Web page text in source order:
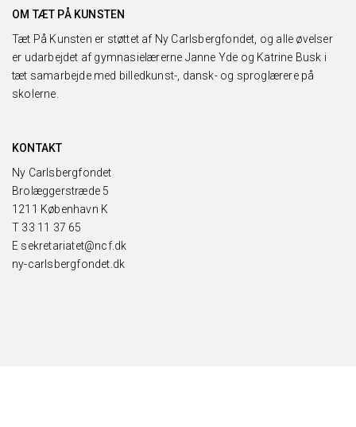
OM TÆT PÅ KUNSTEN
Tæt På Kunsten er støttet af Ny Carlsbergfondet, og alle øvelser
er udarbejdet af gymnasielærerne Janne Yde og Katrine Busk i
tæt samarbejde med billedkunst-, dansk- og sproglærere på
skolerne.
KONTAKT
Ny Carlsbergfondet
Brolæggerstræde 5
1211 København K
T 33 11 37 65
E sekretariatet@ncf.dk
ny-carlsbergfondet.dk